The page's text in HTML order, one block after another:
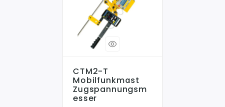
CTM2-T
Mobilfunkmast
Zugspannungsm
Esser